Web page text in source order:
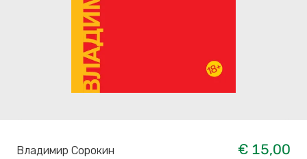
Владимир Сорокин
€ 15,00